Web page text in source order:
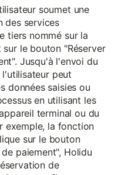
soumet une
des services
tiers nommé sur la
le bouton "Réserver
Jusqu'à l'envoi du
peut
données saisies ou
en utilisant les
terminal ou du
exemple, la fonction
sur le bouton
paiement", Holidu
de